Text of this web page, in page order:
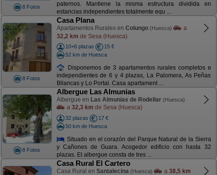
8 Fotos
paternos. Mantiene la misma estructura dividida en
estancias independientes totalmente equ ...
8 Fotos
Casa Plana
Apartamentos Rurales en Colungo (Huesca)
a
32,2 km de Sesa (Huesca)
10+6 plazas
15 €
52 km de Huesca
Disponemos de 3 apartamentos rurales completos e
independientes de 6 y 4 plazas, La Palomera, As Peñas
Bllancas y Lo Portal. Casa apartament ...
8 Fotos
Albergue Las Almunias
Albergue en Las Almunias de Rodellar (Huesca)
a 32,3 km de Sesa (Huesca)
32 plazas
17 €
50 km de Huesca
Situado en el corazón del Parque Natural de la Sierra
y Cañones de Guara. Acogedor edificio con hasta 32
plazas. El albergue consta de tres ...
Casa Rural El Cartero
Casa Rural en Santalecina (Huesca) a 38,5 km